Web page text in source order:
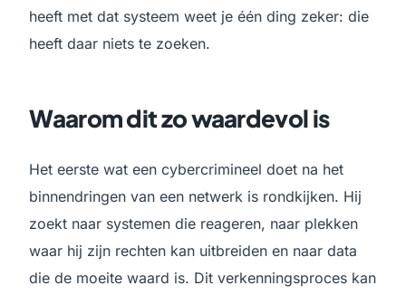
heeft met dat systeem weet je één ding zeker: die
heeft daar niets te zoeken.
Waarom dit zo waardevol is
Het eerste wat een cybercrimineel doet na het
binnendringen van een netwerk is rondkijken. Hij
zoekt naar systemen die reageren, naar plekken
waar hij zijn rechten kan uitbreiden en naar data
die de moeite waard is. Dit verkenningsproces kan